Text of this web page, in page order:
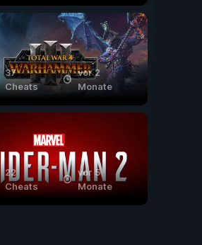
37
Cheats
vor 2
Monate
22
Cheats
vor 5
Monate